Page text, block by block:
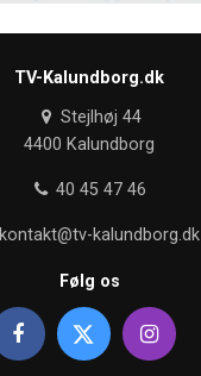
TV-Kalundborg.dk
Stejlhøj 44
4400 Kalundborg
40 45 47 46
kontakt@tv-kalundborg.dk
Følg os